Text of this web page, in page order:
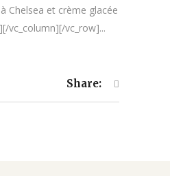
Chelsea et crème glacée
vc_column][/vc_row]...
Share: